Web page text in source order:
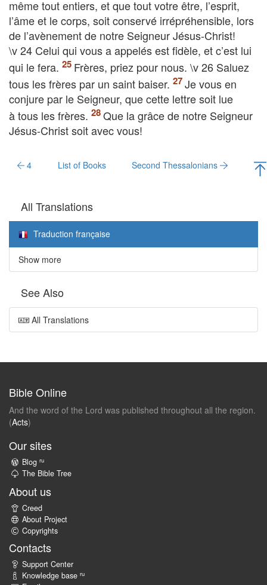
même tout entiers, et que tout votre être, l’esprit,
l’âme et le corps, soit conservé irrépréhensible, lors
de l’avènement de notre Seigneur Jésus-Christ!
\v 24 Celui qui vous a appelés est fidèle, et c’est lui
qui le fera.
Frères, priez pour nous. \v 26 Saluez
tous les frères par un saint baiser.
Je vous en
conjure par le Seigneur, que cette lettre soit lue
à tous les frères.
Que la grâce de notre Seigneur
Jésus-Christ soit avec vous!
4 List of Books Second Thessalonians
All Translations
Traduction française
Show more
See Also
All Translations
Bible Online
And the word of the Lord was published throughout all the region.
(Acts)
Our sites
Blog ru
The Bible Tree
About us
Creed
About Project
Copyrights
Contacts
Support Center
Knowledge base ru